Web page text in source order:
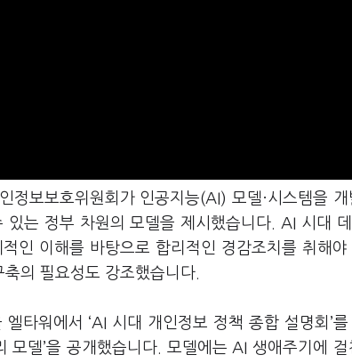
정보보호위원회가 인공지능(AI)모델·시스템을
있는 정부 차원의 모델을 제시했습니다 . AI 시대
인 이해를 바탕으로 합리적인 경감조치를 취해
의 필요성도 강조했습니다
엘타워에서 ‘AI 시대 개인정보 정책 종합 설명회 ’를
모델’을 공개했습니다. 모델에는 AI 생애주기에